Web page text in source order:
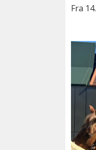
Fra